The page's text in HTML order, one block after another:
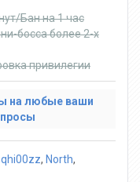
Бан на 1 час
босса более 2-х
привилегии
на любые ваши
, North,